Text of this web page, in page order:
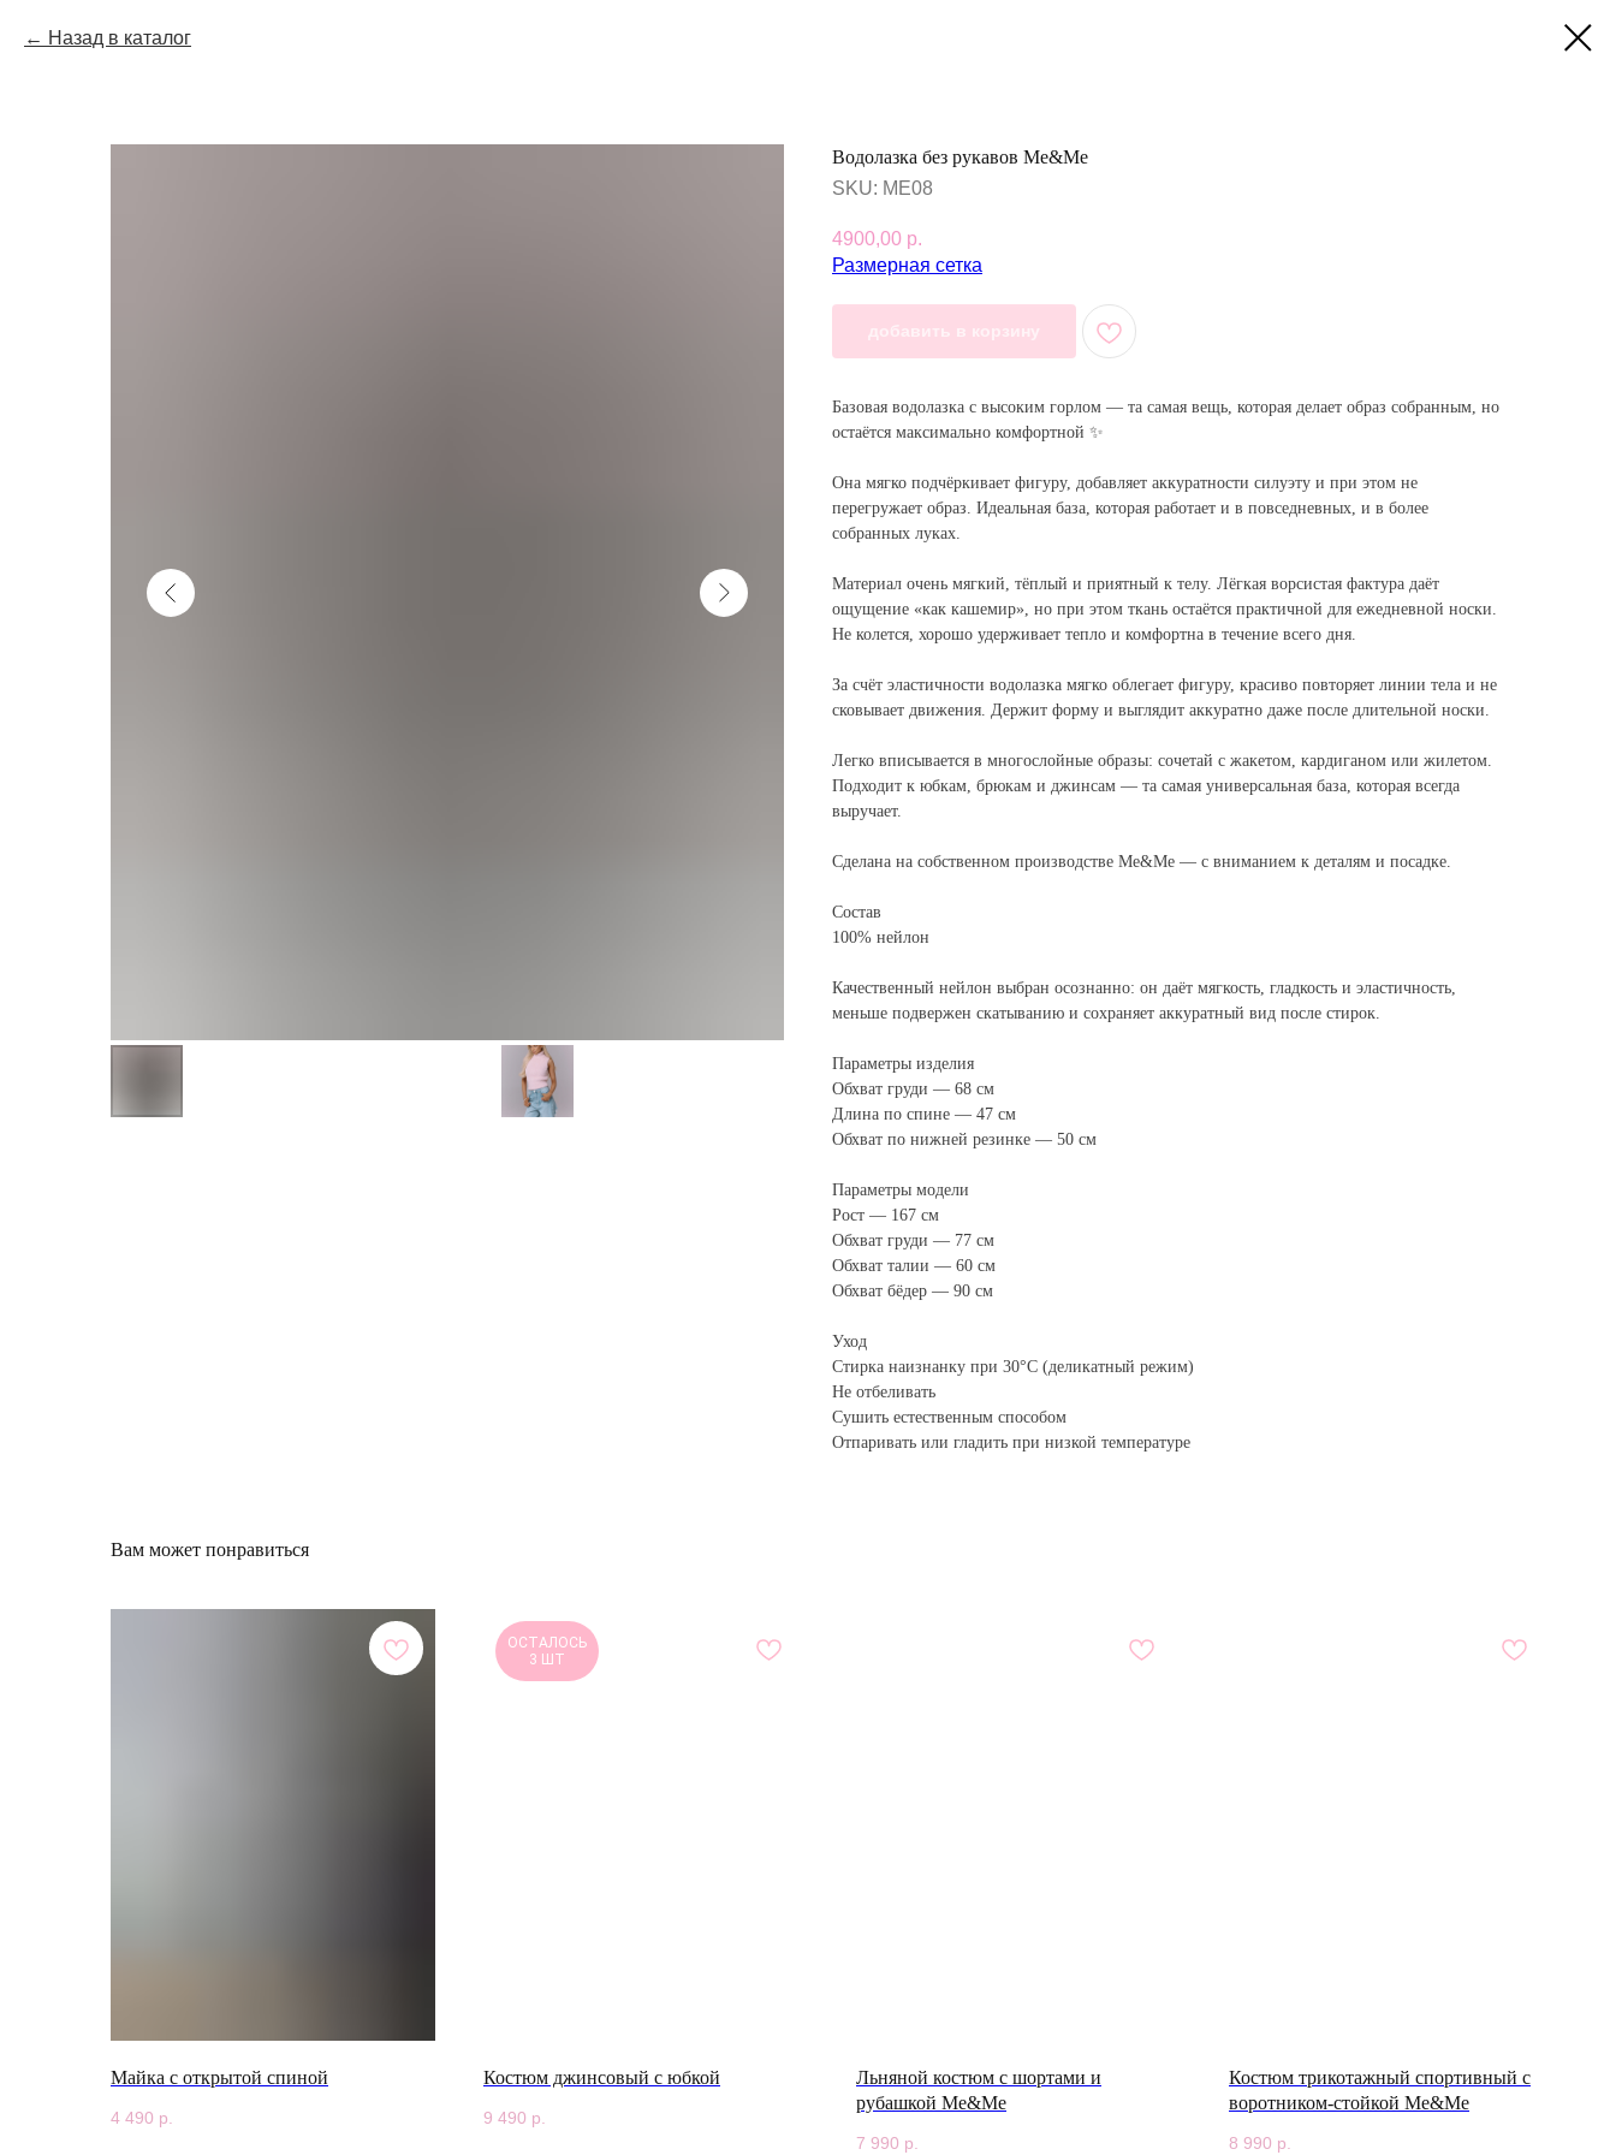
Назад в каталог
Водолазка без рукавов Me&Me
SKU: ME08
4900,00 р.
Размерная сетка
добавить в корзину
Базовая водолазка с высоким горлом — та самая вещь, которая делает образ собранным, но
остаётся максимально комфортной ✨
Она мягко подчёркивает фигуру, добавляет аккуратности силуэту и при этом не
перегружает образ. Идеальная база, которая работает и в повседневных, и в более
собранных луках.
Материал очень мягкий, тёплый и приятный к телу. Лёгкая ворсистая фактура даёт
ощущение «как кашемир», но при этом ткань остаётся практичной для ежедневной носки.
Не колется, хорошо удерживает тепло и комфортна в течение всего дня.
За счёт эластичности водолазка мягко облегает фигуру, красиво повторяет линии тела и не
сковывает движения. Держит форму и выглядит аккуратно даже после длительной носки.
Легко вписывается в многослойные образы: сочетай с жакетом, кардиганом или жилетом.
Подходит к юбкам, брюкам и джинсам — та самая универсальная база, которая всегда
выручает.
Сделана на собственном производстве Me&Me — с вниманием к деталям и посадке.
Состав
100% нейлон
Качественный нейлон выбран осознанно: он даёт мягкость, гладкость и эластичность,
меньше подвержен скатыванию и сохраняет аккуратный вид после стирок.
Параметры изделия
Обхват груди — 68 см
Длина по спине — 47 см
Обхват по нижней резинке — 50 см
Параметры модели
Рост — 167 см
Обхват груди — 77 см
Обхват талии — 60 см
Обхват бёдер — 90 см
Уход
Стирка наизнанку при 30°C (деликатный режим)
Не отбеливать
Сушить естественным способом
Отпаривать или гладить при низкой температуре
Вам может понравиться
Майка с открытой спиной
4 490 р.
ОСТАЛОСЬ
3 ШТ
Костюм джинсовый с юбкой
9 490 р.
Льняной костюм с шортами и
рубашкой Me&Me
7 990 р.
Костюм трикотажный спортивный с
воротником-стойкой Me&Me
8 990 р.